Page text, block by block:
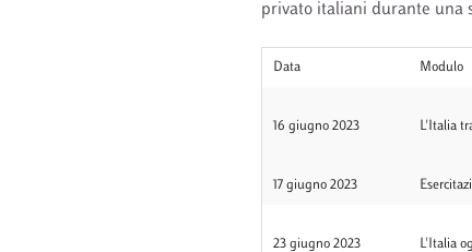
privato italiani durante una
Data Modulo
16 giugno 2023 L'Italia
17 giugno 2023
23 giugno 2023 L'Italia